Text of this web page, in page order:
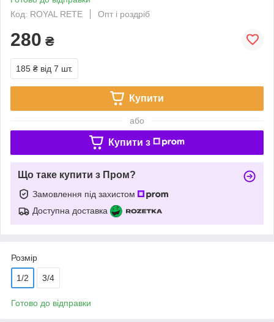
Код: ROYAL RETE
Опт і роздріб
280 ₴
185 ₴ від 7 шт.
Купити
або
Купити з
Що таке купити з Пром?
Замовлення під захистом
Доступна доставка
Розмір
1/2 3/4
Готово до відправки